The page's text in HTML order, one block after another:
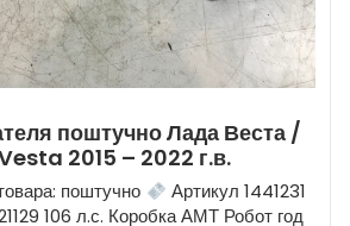
поштучно Лада Веста /
2015 – 2022 г.в.
поштучно
Артикул 1441231
106 л.с. Коробка АМТ Робот год